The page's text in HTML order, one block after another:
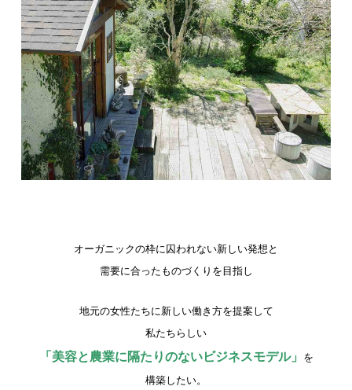
オーガニックの枠に囚われない新しい発想と
需要に合ったものづくりを目指し
地元の女性たちに新しい働き方を提案して
私たちらしい
「美容と農業に隔たりのないビジネスモデル」
を
構築したい。